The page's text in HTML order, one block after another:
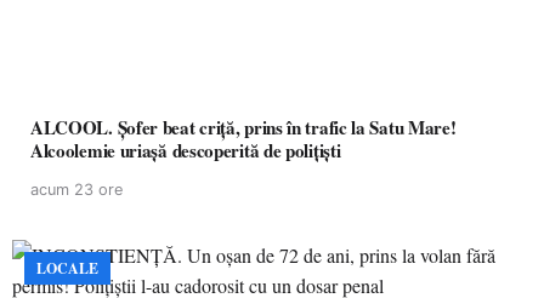
ALCOOL. Șofer beat criță, prins în trafic la Satu Mare!
Alcoolemie uriașă descoperită de polițiști
acum 23 ore
LOCALE